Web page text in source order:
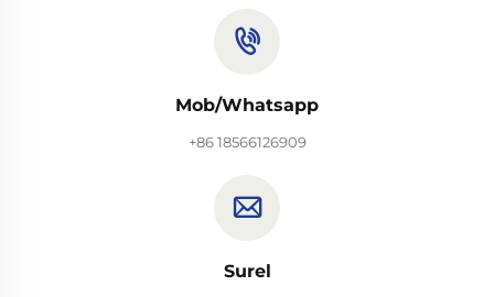
Mob/Whatsapp
+86 18566126909
Surel